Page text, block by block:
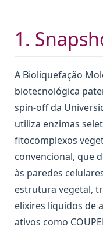
1.
A Bioliquefação
biotecnológica
spin-off da
utiliza enzimas
fitocomplexos
convencional, que
às paredes
estrutura vegetal,
elixires líquidos de
ativos como